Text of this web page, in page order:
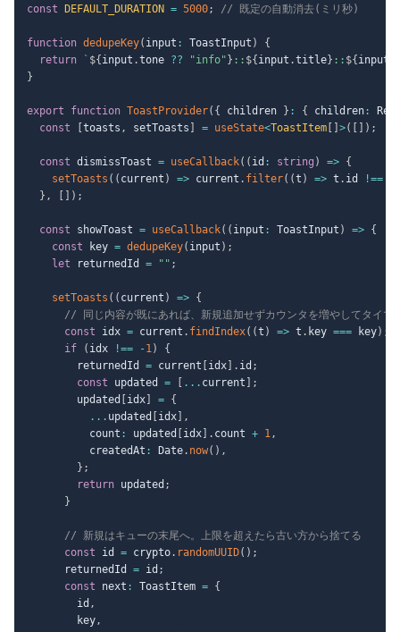
const DEFAULT_DURATION = 5000; // 既定の自動消去(ミリ秒)
function dedupeKey( input : ToastInput )
{
return
` ${ input .tone ?? "info" } :: ${ input .title} :: ${ input
}
export function ToastProvider( { children } : { children :
const
toasts , setToasts = useState<ToastItem >( ) ;
const dismissToast = useCallback( ( id : string ) => {
setToasts ( ( current ) => current . filter( (t ) => t . id !==
} , ) ;
const showToast = useCallback( ( input : ToastInput ) => {
const key = dedupeKey( input ) ;
let returnedId = "" ;
setToasts ( ( current ) => {
// 同じ内容が既にあれば、新規追加せずカウンタを増やしてタイマ
const idx = current . findIndex( (t ) => t . key === key) ;
if
( idx !== - 1)
{
        returnedId
= current idx . id ;
const updated = ... current
;
        updated
idx = {
... updated idx
,
          count
: updated idx . count + 1,
          createdAt
: Date. now( ) ,
} ;
return updated ;
}
// 新規はキューの末尾へ。上限を超えたら古い方から捨てる
const id = crypto. randomUUID( ) ;
      returnedId
= id ;
const next : ToastItem = {
        id
,
        key
,